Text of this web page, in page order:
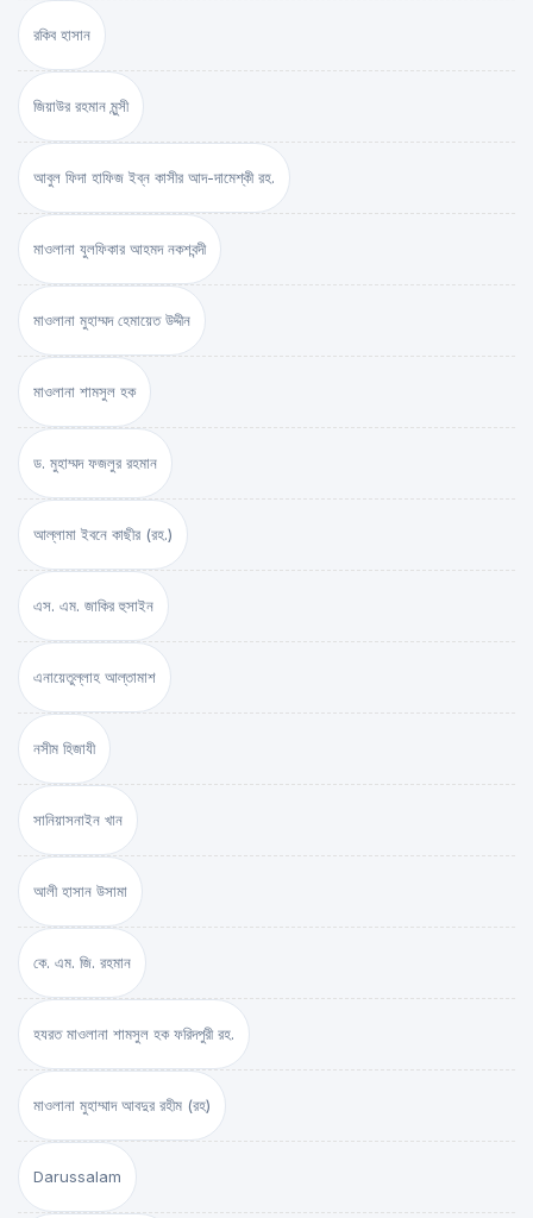
রকিব হাসান
জিয়াউর রহমান মুন্সী
আবুল ফিদা হাফিজ ইব্‌ন কাসীর আদ-দামেশ্‌কী রহ.
মাওলানা যুলফিকার আহমদ নকশবন্দী
মাওলানা মুহাম্মদ হেমায়েত উদ্দীন
মাওলানা শামসুল হক
ড. মুহাম্মদ ফজলুর রহমান
আল্লামা ইবনে কাছীর (রহ.)
এস. এম. জাকির হুসাইন
এনায়েতুল্লাহ আল্‌তামাশ
নসীম হিজাযী
সানিয়াসনাইন খান
আলী হাসান উসামা
কে. এম. জি. রহমান
হযরত মাওলানা শামসুল হক ফরিদপুরী রহ.
মাওলানা মুহাম্মাদ আবদুর রহীম (রহ)
Darussalam